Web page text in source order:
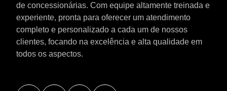
de concessionárias. Com equipe altamente treinada e
experiente, pronta para oferecer um atendimento
completo e personalizado a cada um de nossos
clientes, focando na excelência e alta qualidade em
todos os aspectos.